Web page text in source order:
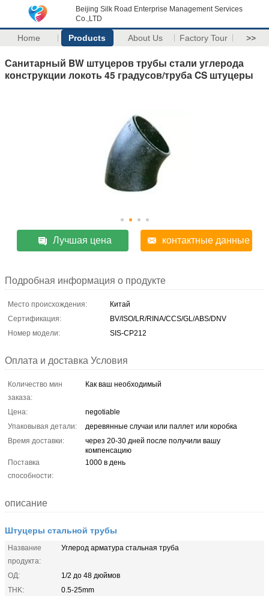
Beijing Silk Road Enterprise Management Services
Co.,LTD
Home Products About Us Factory Tour >>
Санитарный BW штуцеров трубы стали углерода
конструкции локоть 45 градусов/труба CS штуцеры
Лучшая цена контактные данные
Подробная информация о продукте
Место происхождения:
Китай
Сертификация:
BV/ISO/LR/RINA/CCS/GL/ABS/DNV
Номер модели:
SIS-CP212
Оплата и доставка Условия
Количество мин
заказа:
Как ваш необходимый
Цена:
negotiable
Упаковывая детали:
деревянные случаи или паллет или коробка
Время доставки:
через 20-30 дней после получили вашу
компенсацию
Поставка
способности:
1000 в день
описание
Штуцеры стальной трубы
Название
продукта:
Углерод арматура стальная труба
ОД:
1/2 до 48 дюймов
THK:
0.5-25mm